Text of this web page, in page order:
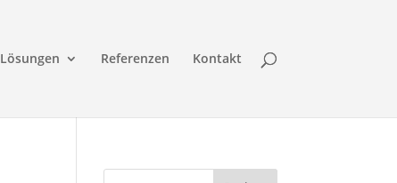
Lösungen Referenzen Kontakt